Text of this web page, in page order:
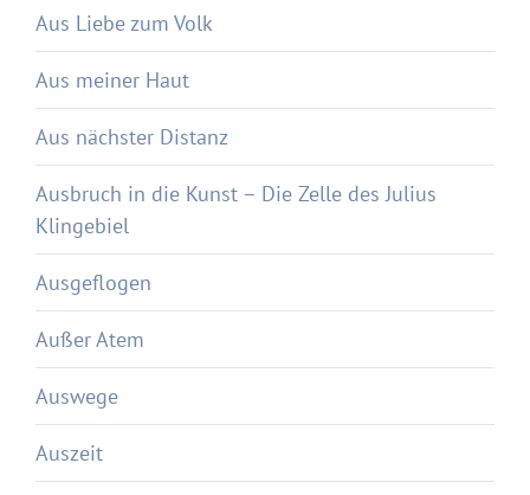
Aus Liebe zum Volk
Aus meiner Haut
Aus nächster Distanz
Ausbruch in die Kunst – Die Zelle des Julius
Klingebiel
Ausgeflogen
Außer Atem
Auswege
Auszeit